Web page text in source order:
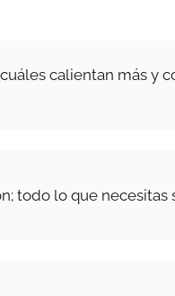
calientan más y
todo lo que necesitas